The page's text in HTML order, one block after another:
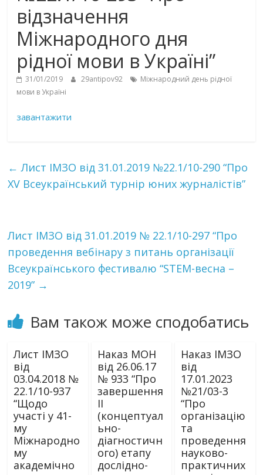
відзначення
Міжнародного дня
рідної мови в Україні”
31/01/2019 29antipov92
Міжнародний день рідної
мови в Україні
завантажити
← Лист ІМЗО від 31.01.2019 №22.1/10-290 “Про
XV Всеукраїнський турнір юних журналістів”
Лист ІМЗО від 31.01.2019 № 22.1/10-297 “Про
проведення вебінару з питань організації
Всеукраїнського фестивалю “STEM-весна –
2019” →
Вам також може сподобатись
Лист ІМЗО
від
03.04.2018 №
22.1/10-937
“Щодо
участі у 41-
му
Міжнародно
му
академічно
Наказ МОН
від 26.06.17
№ 933 “Про
завершення
ІІ
(концептуал
ьно-
діагностичн
ого) етапу
дослідно-
Наказ ІМЗО
від
17.01.2023
№21/03-3
“Про
організацію
та
проведення
науково-
практичних